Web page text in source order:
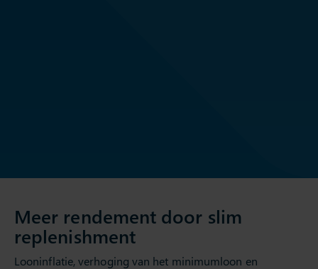
Meer rendement door slim
replenishment
Looninflatie, verhoging van het minimumloon en